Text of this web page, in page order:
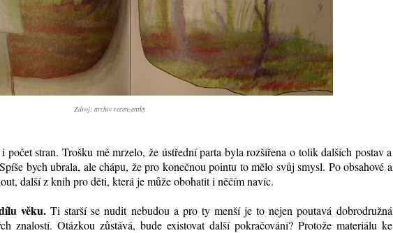
Zdroj: archiv recenzentky
stran. Trošku mě mrzelo, že ústřední parta byla rozšířena o tolik dalších postav a
bych ubrala, ale chápu, že pro konečnou pointu to mělo svůj smysl. Po obsahové a
další z knih pro děti, která je může obohatit i něčím navíc.
věku.Ti starší se nudit nebudou a pro ty menší je to nejen poutavá dobrodružná
znalostí. Otázkou zůstává, bude existovat další pokračování? Protože materiálu ke